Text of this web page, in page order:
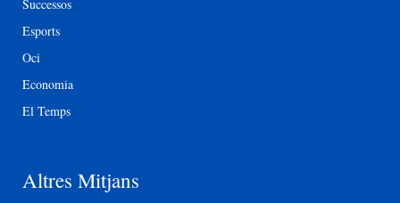
Successos
Esports
Oci
Economia
El Temps
Altres Mitjans